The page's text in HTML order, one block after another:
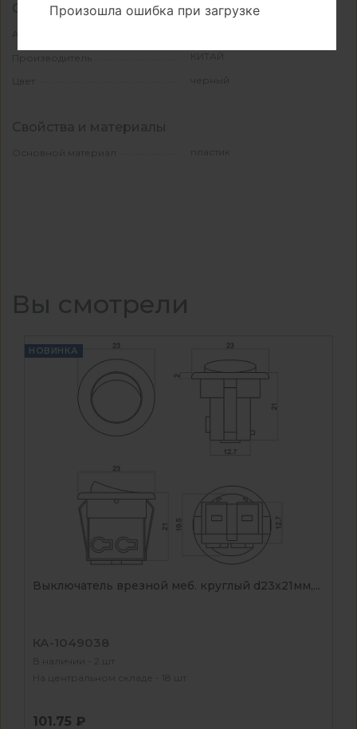
Основные
Артикул
Производитель КИТАЙ
Цвет черный
Свойства и материалы
Основной материал пластик
Вы смотрели
НОВИНКА
Выключатель врезной меб. круглый d23х21мм,...
КА-1049038
В наличии - 2 шт
На центральном складе - 18 шт
101.75 ₽
Произошла ошибка при загрузке